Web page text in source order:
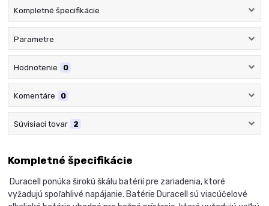
Kompletné špecifikácie
Parametre
Hodnotenie 0
Komentáre 0
Súvisiaci tovar 2
Kompletné špecifikácie
Duracell ponúka širokú škálu batérií pre zariadenia, ktoré
vyžadujú spoľahlivé napájanie. Batérie Duracell sú viacúčelové